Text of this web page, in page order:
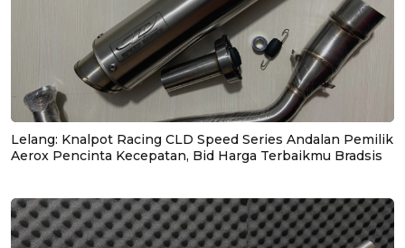
Lelang: Knalpot Racing CLD Speed Series Andalan Pemilik
Aerox Pencinta Kecepatan, Bid Harga Terbaikmu Bradsis